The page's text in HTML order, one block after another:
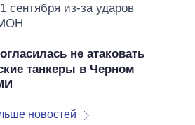
1 сентября из-за ударов
не атаковать
танкеры в Черном
новостей